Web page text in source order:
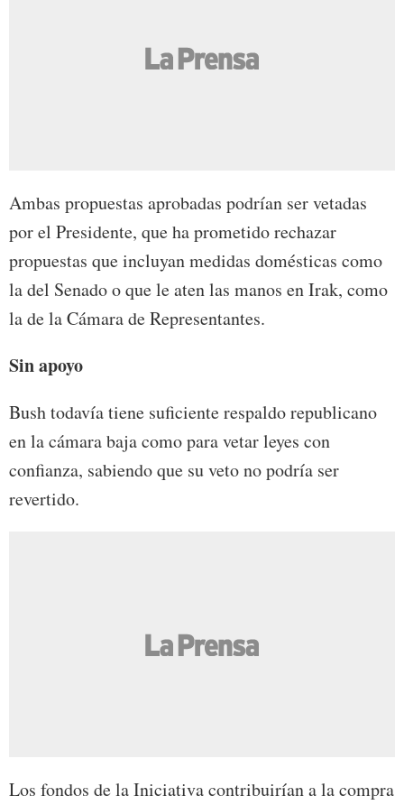
Ambas propuestas aprobadas podrían ser vetadas
por el Presidente, que ha prometido rechazar
propuestas que incluyan medidas domésticas como
la del Senado o que le aten las manos en Irak, como
la de la Cámara de Representantes.
Sin apoyo
Bush todavía tiene suficiente respaldo republicano
en la cámara baja como para vetar leyes con
confianza, sabiendo que su veto no podría ser
revertido.
Los fondos de la Iniciativa contribuirían a la compra